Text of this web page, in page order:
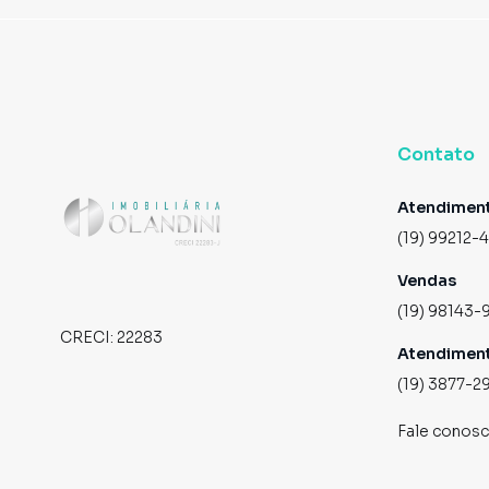
CRECI: 22283
Contato
(19) 99212-
Vendas
(19) 98143-
(19) 3877-
Fale